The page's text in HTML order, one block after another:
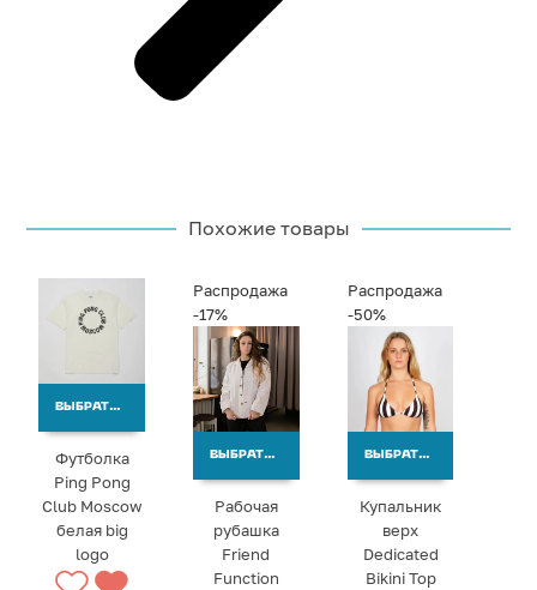
Похожие товары
ВЫБРАТЬ ВАРИАНТЫ
Футболка
Ping Pong
Club Moscow
белая big
logo
Распродажа
-17%
ВЫБРАТЬ ВАРИАНТЫ
Рабочая
рубашка
Friend
Function
Распродажа
-50%
ВЫБРАТЬ ВАРИАНТЫ
Купальник
верх
Dedicated
Bikini Top